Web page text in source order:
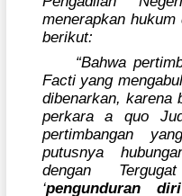
menerapkan
berikut:
“Bahwa
Facti yang
dibenarkan, karena
perkara a quo
pertimbangan
putusnya
dengan
‘pengunduran